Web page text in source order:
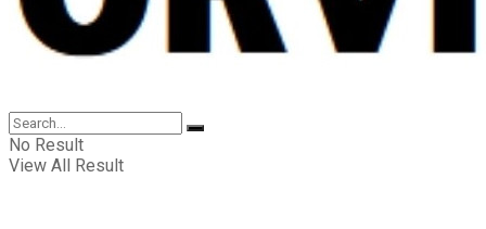
No Result
View All Result